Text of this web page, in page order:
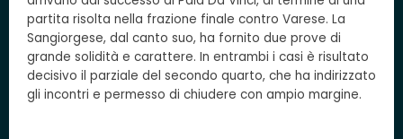
partita risolta nella frazione finale contro Varese. La
Sangiorgese, dal canto suo, ha fornito due prove di
grande solidità e carattere. In entrambi i casi è risultato
decisivo il parziale del secondo quarto, che ha indirizzato
gli incontri e permesso di chiudere con ampio margine.